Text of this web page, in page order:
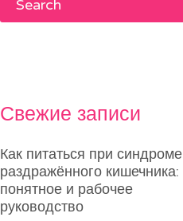
Свежие записи
Как питаться при синдроме
раздражённого кишечника:
понятное и рабочее
руководство